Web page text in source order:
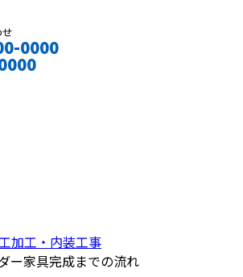
0000
加工・内装工事
ー家具完成までの流れ